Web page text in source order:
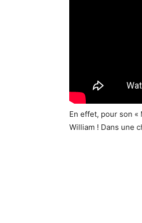
En effet, pour son «
William ! Dans une